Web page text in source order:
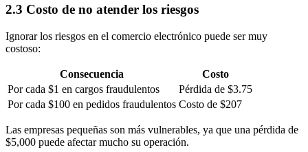
2.3 Costo de no atender los riesgos
Ignorar los riesgos en el comercio electrónico puede ser muy
costoso:
Consecuencia
Costo
Por cada $1 en cargos fraudulentos
Pérdida de $3.75
Por cada $100 en pedidos fraudulentos Costo de $207
Las empresas pequeñas son más vulnerables, ya que una pérdida de
$5,000 puede afectar mucho su operación.